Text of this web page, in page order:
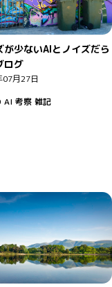
が少ないAIとノイズだら
ログ
月27日
AI 考察 雑記